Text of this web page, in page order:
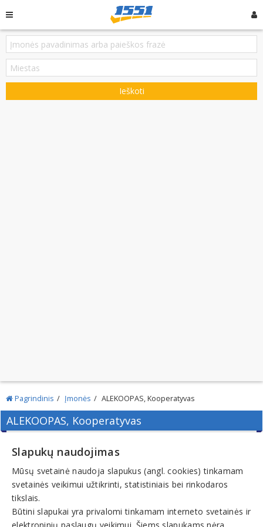
Ieškoti
Pagrindinis Įmonės ALEKOOPAS, Kooperatyvas
ALEKOOPAS, Kooperatyvas
Adresas:
E. Fryko g. 20-2, LT-44229, KAUNAS
Kodas:
300553406
Slapukų naudojimas
Mūsų svetainė naudoja slapukus (angl. cookies) tinkamam
svetainės veikimui užtikrinti, statistiniais bei rinkodaros
tikslais.
Būtini slapukai yra privalomi tinkamam interneto svetainės ir